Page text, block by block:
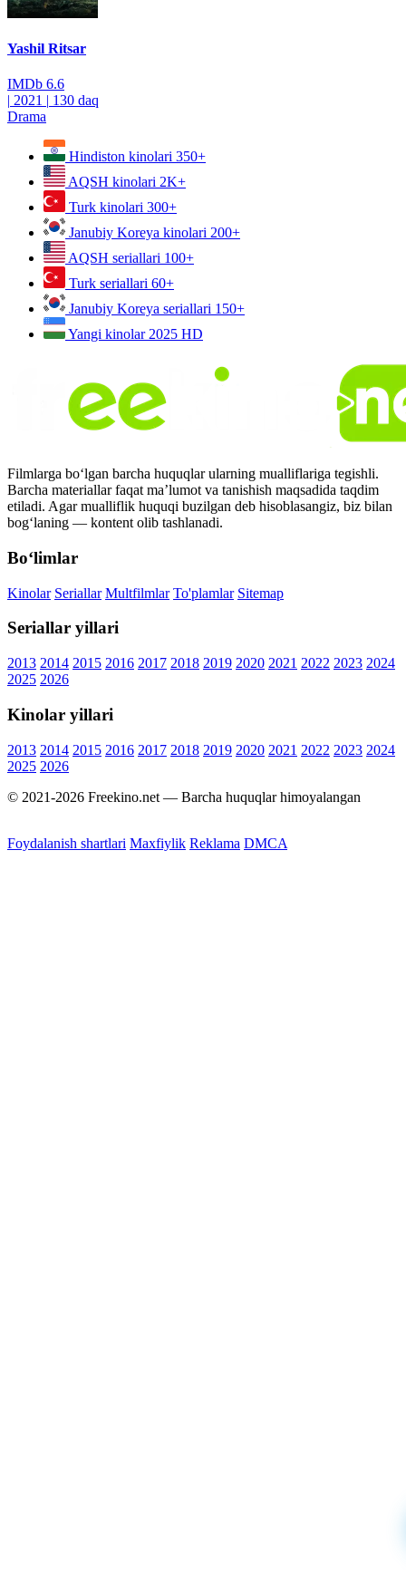
Yashil Ritsar
IMDb 6.6
| 2021 | 130 daq
Drama
Hindiston kinolari 350+
AQSH kinolari 2K+
Turk kinolari 300+
Janubiy Koreya kinolari 200+
AQSH seriallari 100+
Turk seriallari 60+
Janubiy Koreya seriallari 150+
Yangi kinolar 2025 HD
Filmlarga bo‘lgan barcha huquqlar ularning mualliflariga tegishli.
Barcha materiallar faqat ma’lumot va tanishish maqsadida taqdim
etiladi. Agar mualliflik huquqi buzilgan deb hisoblasangiz, biz bilan
bog‘laning — kontent olib tashlanadi.
Bo‘limlar
Kinolar Seriallar Multfilmlar To'plamlar Sitemap
Seriallar yillari
2013 2014 2015 2016 2017 2018 2019 2020 2021 2022 2023 2024
2025 2026
Kinolar yillari
2013 2014 2015 2016 2017 2018 2019 2020 2021 2022 2023 2024
2025 2026
© 2021-2026 Freekino.net — Barcha huquqlar himoyalangan
Foydalanish shartlari Maxfiylik Reklama DMCA